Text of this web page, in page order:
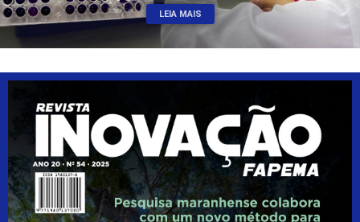
LEIA MAIS